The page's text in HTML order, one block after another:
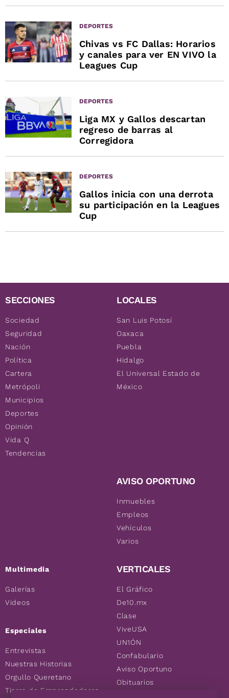
DEPORTES
Chivas vs FC Dallas: Horarios
y canales para ver EN VIVO la
Leagues Cup
DEPORTES
Liga MX y Gallos descartan
regreso de barras al
Corregidora
DEPORTES
Gallos inicia con una derrota
su participación en la Leagues
Cup
SECCIONES
Sociedad
Seguridad
Nación
Política
Cartera
Metrópoli
Municipios
Deportes
Opinión
Vida Q
Tendencias
Multimedia
Galerías
Videos
Especiales
Entrevistas
Nuestras Historias
Orgullo Queretano
Tierra de Emprendedores
LOCALES
San Luis Potosí
Oaxaca
Puebla
Hidalgo
El Universal Estado de
México
AVISO OPORTUNO
Inmuebles
Empleos
Vehículos
Varios
VERTICALES
El Gráfico
De10.mx
Clase
ViveUSA
UN1ÓN
Confabulario
Aviso Oportuno
Obituarios